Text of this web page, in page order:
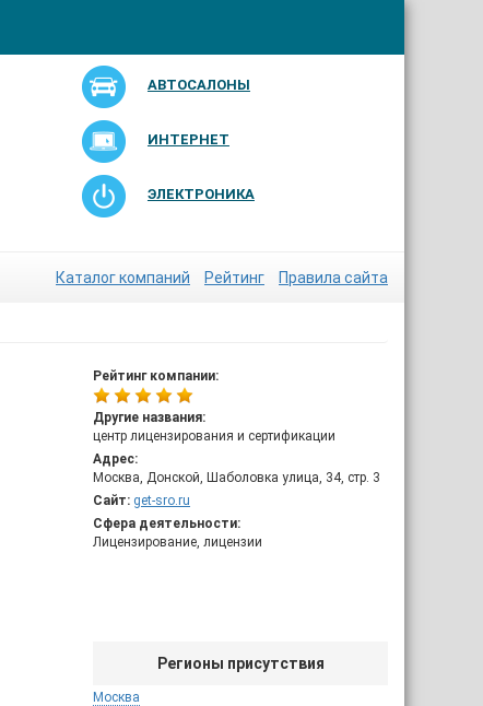
АВТОСАЛОНЫ
ИНТЕРНЕТ
ЭЛЕКТРОНИКА
Каталог компаний Рейтинг Правила сайта
Рейтинг компании:
Другие названия:
центр лицензирования и сертификации
Адрес:
Москва, Донской, Шаболовка улица, 34, стр. 3
Сайт: get-sro.ru
Сфера деятельности:
Лицензирование, лицензии
Регионы присутствия
Москва